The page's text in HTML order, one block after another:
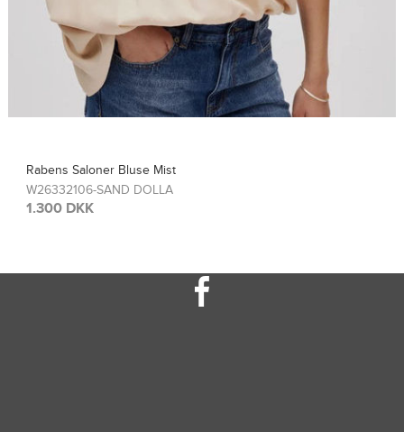
Rabens Saloner Top Sinem
W26308115-FRENCH TOA
1.300 DKK